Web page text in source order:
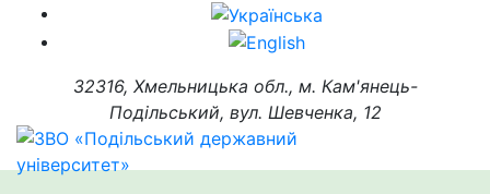
32316, Хмельницька обл., м. Кам'янець-
Подільський, вул. Шевченка, 12